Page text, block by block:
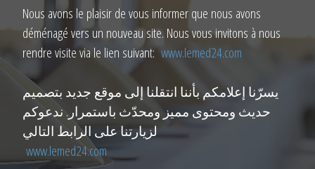
Nous avons le plaisir de vous informer que nous avons
déménagé vers un nouveau site. Nous vous invitons à nous
rendre visite via le lien suivant:www.lemed24.com
يسرّنا إعلامكم بأننا انتقلنا إلى موقع جديد بتصميم
حديث ومحتوى مميز ومحدّث باستمرار. ندعوكم
لزيارتنا على الرابط التالي
www.lemed24.com